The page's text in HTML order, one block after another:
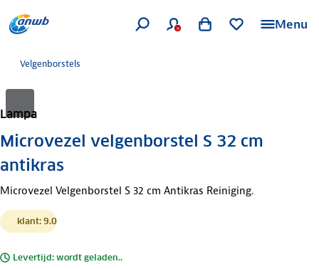
Menu
Velgenborstels
Lampa
Microvezel velgenborstel S 32 cm
antikras
Microvezel Velgenborstel S 32 cm Antikras Reiniging.
klant: 9.0
Levertijd: wordt geladen..